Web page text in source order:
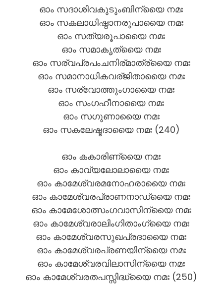
ഓം സദാശിവകുടുംബിന്യൈ നമഃ
ഓം സകലാധിഷ്ഠാനരൂപായൈ നമഃ
ഓം സത്യരൂപായൈ നമഃ
ഓം സമാകൃത്യൈ നമഃ
ഓം സര്വപ്രപംചനിര്മാത്ര്യൈ നമഃ
ഓം സമാനാധികവര്ജിതായൈ നമഃ
ഓം സര്വോത്തുംഗായൈ നമഃ
ഓം സംഗഹീനായൈ നമഃ
ഓം സഗുണായൈ നമഃ
ഓം സകലേഷ്ടദായൈ നമഃ (240)
ഓം കകാരിണ്യൈ നമഃ
ഓം കാവ്യലോലായൈ നമഃ
ഓം കാമേശ്വരമനോഹരായൈ നമഃ
ഓം കാമേശ്വരപ്രാണനാഡ്യൈ നമഃ
ഓം കാമേശോത്സംഗവാസിന്യൈ നമഃ
ഓം കാമേശ്വരാലിംഗിതാംഗ്യൈ നമഃ
ഓം കാമേശ്വരസുഖപ്രദായൈ നമഃ
ഓം കാമേശ്വരപ്രണയിന്യൈ നമഃ
ഓം കാമേശ്വരവിലാസിന്യൈ നമഃ
ഓം കാമേശ്വരതപസ്സിദ്ധ്യൈ നമഃ (250)